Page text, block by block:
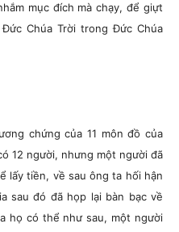
mục đích mà chạy, để giựt
Chúa Trời trong Đức Chúa
chứng của 11 môn đồ của
12 người, nhưng một người đã
lấy tiền, về sau ông ta hối hận
sau đó đã họp lại bàn bạc về
họ có thể như sau, một người